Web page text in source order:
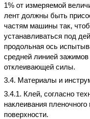
1% от измеряемой
лент должны быть
частям машины так,
устанавливаться под
продольная ось
средней линией
отклеивающей силы.
3.4. Материалы и
3.4.1. Клей, согласно
наклеивания
поверхности.